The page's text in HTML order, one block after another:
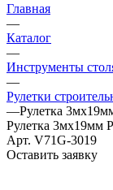
Главная
—
Каталог
—
Инструменты
—
Рулетки
—Рулетка
Рулетка 3мх19мм
Арт. V71G-3019
Оставить заявку